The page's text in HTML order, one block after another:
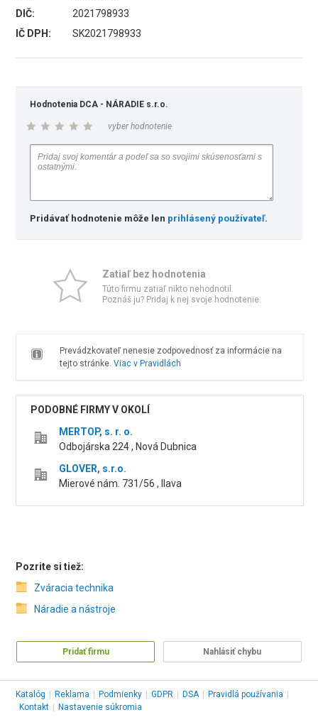
DIČ:
2021798933
IČ DPH:
SK2021798933
Hodnotenia DCA - NÁRADIE s.r.o.
vyber hodnotenie
Pridávať hodnotenie môže len prihlásený používateľ.
Zatiaľ bez hodnotenia
Túto firmu zatiaľ nikto nehodnotil.
Poznáš ju? Pridaj k nej svoje hodnotenie.
Prevádzkovateľ nenesie zodpovednosť za informácie na
tejto stránke. Viac v Pravidlách
PODOBNÉ FIRMY V OKOLÍ
MERTOP, s. r. o.
Odbojárska 224 , Nová Dubnica
GLOVER, s.r.o.
Mierové nám. 731/56 , Ilava
Pozrite si tiež:
Zváracia technika
Náradie a nástroje
Pridať firmu Nahlásiť chybu
Katalóg Reklama Podmienky GDPR DSA Pravidlá používania
Kontakt
Nastavenie súkromia